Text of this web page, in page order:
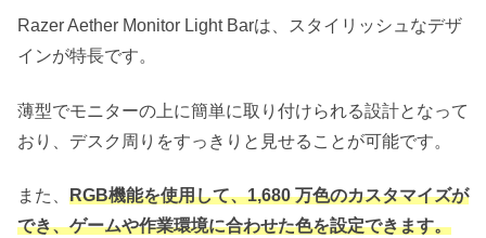
Razer Aether Monitor Light Barは、スタイリッシュなデザ
インが特長です。
薄型でモニターの上に簡単に取り付けられる設計となって
おり、デスク周りをすっきりと見せることが可能です。
また、 RGB機能を使用して、1,680 万色のカスタマイズが
でき、ゲームや作業環境に合わせた色を設定できます。